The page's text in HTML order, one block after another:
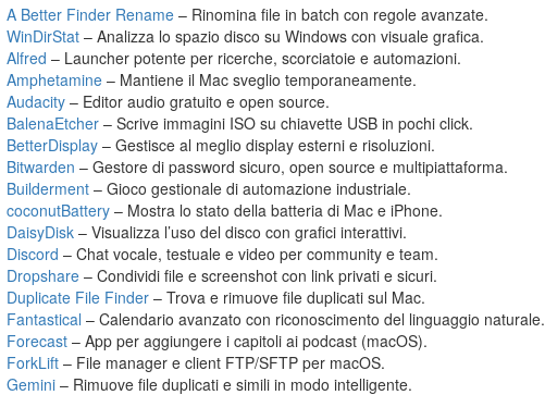
A Better Finder Rename – Rinomina file in batch con regole avanzate.
WinDirStat – Analizza lo spazio disco su Windows con visuale grafica.
Alfred – Launcher potente per ricerche, scorciatoie e automazioni.
Amphetamine – Mantiene il Mac sveglio temporaneamente.
Audacity – Editor audio gratuito e open source.
BalenaEtcher – Scrive immagini ISO su chiavette USB in pochi click.
BetterDisplay – Gestisce al meglio display esterni e risoluzioni.
Bitwarden – Gestore di password sicuro, open source e multipiattaforma.
Builderment – Gioco gestionale di automazione industriale.
coconutBattery – Mostra lo stato della batteria di Mac e iPhone.
DaisyDisk – Visualizza l’uso del disco con grafici interattivi.
Discord – Chat vocale, testuale e video per community e team.
Dropshare – Condividi file e screenshot con link privati e sicuri.
Duplicate File Finder – Trova e rimuove file duplicati sul Mac.
Fantastical – Calendario avanzato con riconoscimento del linguaggio naturale.
Forecast – App per aggiungere i capitoli ai podcast (macOS).
ForkLift – File manager e client FTP/SFTP per macOS.
Gemini – Rimuove file duplicati e simili in modo intelligente.